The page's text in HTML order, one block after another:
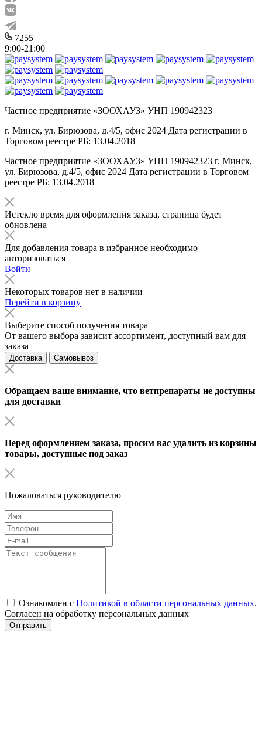
7255
9:00-21:00
Частное предприятие «ЗООХАУЗ» УНП 190942323
г. Минск, ул. Бирюзова, д.4/5, офис 2024 Дата регистрации в
Торговом реестре РБ: 13.04.2018
Частное предприятие «ЗООХАУЗ» УНП 190942323 г. Минск,
ул. Бирюзова, д.4/5, офис 2024 Дата регистрации в Торговом
реестре РБ: 13.04.2018
Истекло время для оформления заказа, страница будет
обновлена
Для добавления товара в избранное необходимо
авторизоваться
Войти
Некоторых товаров нет в наличии
Перейти в корзину
Выберите способ получения товара
От вашего выбора зависит ассортимент, доступный вам для
заказа
Доставка Самовывоз
Обращаем ваше внимание, что ветпрепараты не доступны
для доставки
Перед оформлением заказа, просим вас удалить из корзины
товары, доступные под заказ
Пожаловаться руководителю
Ознакомлен с Политикой в области персональных данных.
Согласен на обработку персональных данных
Отправить